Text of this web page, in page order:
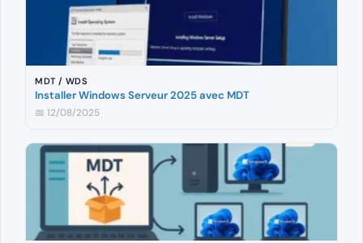
MDT / WDS
Installer Windows Serveur 2025 avec MDT
📅 12/08/2025